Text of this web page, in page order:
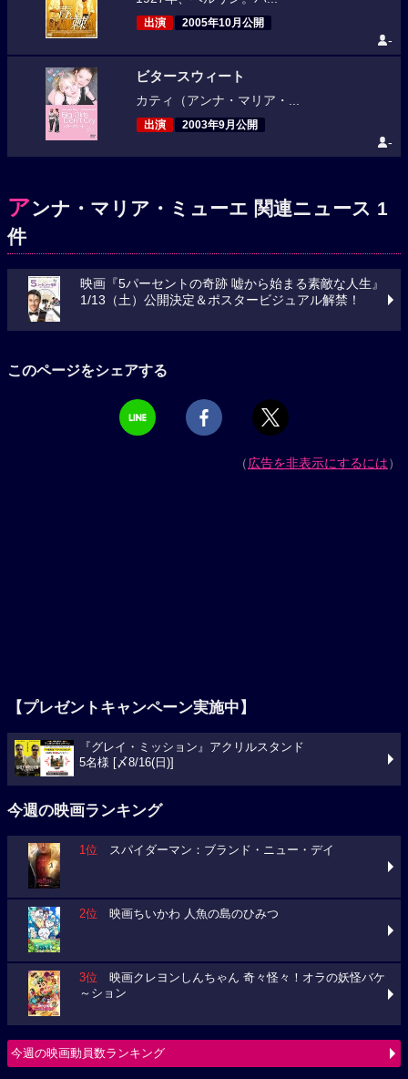
出演 2005年10月公開
-
ビタースウィート
カティ（アンナ・マリア・...
出演 2003年9月公開
-
アンナ・マリア・ミューエ 関連ニュース 1
件
映画『5パーセントの奇跡 嘘から始まる素敵な人生』
1/13（土）公開決定＆ポスタービジュアル解禁！
このページをシェアする
（広告を非表示にするには）
【プレゼントキャンペーン実施中】
『グレイ・ミッション』アクリルスタンド
5名様 [〆8/16(日)]
今週の映画ランキング
1位 スパイダーマン：ブランド・ニュー・デイ
2位 映画ちいかわ 人魚の島のひみつ
3位 映画クレヨンしんちゃん 奇々怪々！オラの妖怪バケ
～ション
今週の映画動員数ランキング